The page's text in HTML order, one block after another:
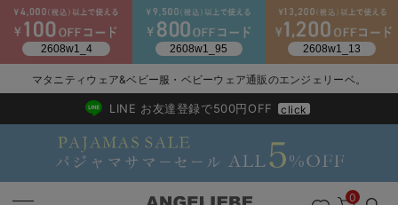
マタニティウェア&ベビー服・ベビーウェア通販のエンジェリーベ。
2026/NewArrival
送料495円(一部地域を除く) 7,700円以上で送料無料
LINE お友達登録で500円OFF click
0